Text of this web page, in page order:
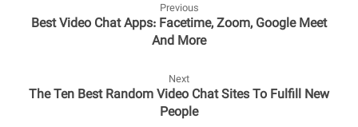
Previous
Best Video Chat Apps: Facetime, Zoom, Google Meet
And More
Next
The Ten Best Random Video Chat Sites To Fulfill New
People